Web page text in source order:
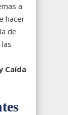
a
hacer
de
Caída